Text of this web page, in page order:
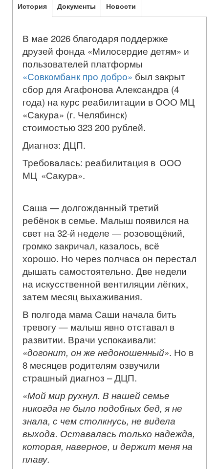
История Документы Новости
В мае 2026 благодаря поддержке
друзей фонда «Милосердие детям» и
пользователей платформы
«Совкомбанк про добро» был закрыт
сбор для Агафонова Александра (4
года) на курс реабилитации в ООО МЦ
«Сакура» (г. Челябинск)
стоимостью 323 200 рублей.
Диагноз: ДЦП.
Требовалась: реабилитация в ООО
МЦ «Сакура».
Саша — долгожданный третий
ребёнок в семье. Малыш появился на
свет на 32-й неделе — розовощёкий,
громко закричал, казалось, всё
хорошо. Но через полчаса он перестал
дышать самостоятельно. Две недели
на искусственной вентиляции лёгких,
затем месяц выхаживания.
В полгода мама Саши начала бить
тревогу — малыш явно отставал в
развитии. Врачи успокаивали:
«догонит, он же недоношенный». Но в
8 месяцев родителям озвучили
страшный диагноз – ДЦП.
«Мой мир рухнул. В нашей семье
никогда не было подобных бед, я не
знала, с чем столкнусь, не видела
выхода. Оставалась только надежда,
которая, наверное, и держит меня на
плаву.